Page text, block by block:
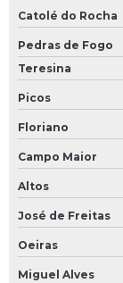
Catolé do Rocha
Pedras de Fogo
Teresina
Picos
Floriano
Campo Maior
Altos
José de Freitas
Oeiras
Miguel Alves